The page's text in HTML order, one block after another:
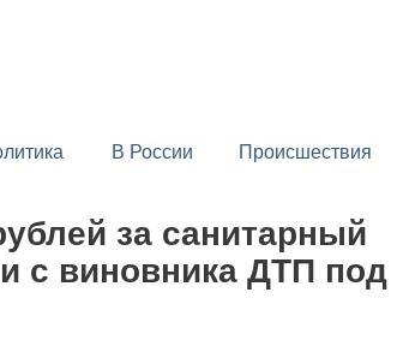
В России Происшествия
за санитарный
с виновника ДТП под